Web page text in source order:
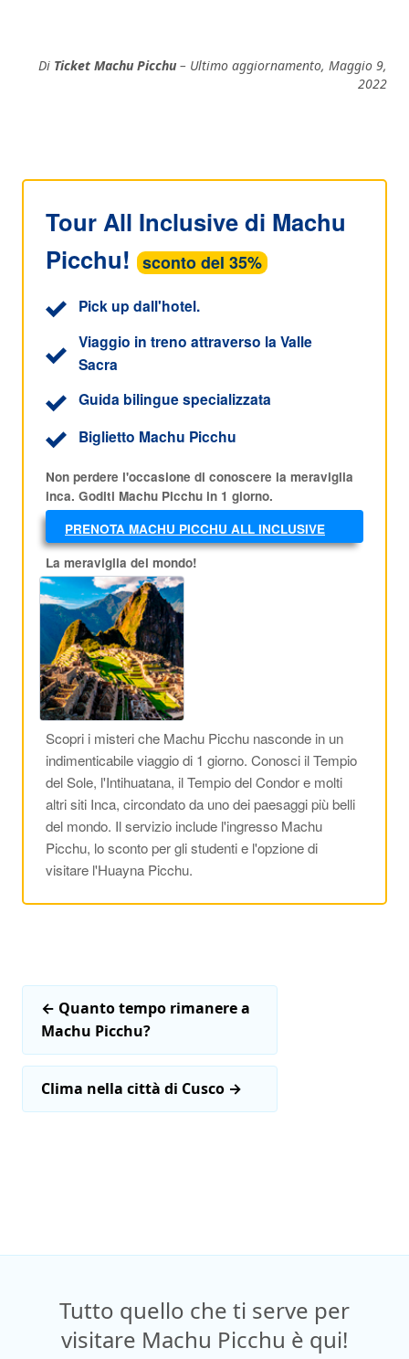
Di Ticket Machu Picchu – Ultimo aggiornamento, Maggio 9,
2022
Tour All Inclusive di Machu
Picchu! sconto del 35%
Pick up dall'hotel.
Viaggio in treno attraverso la Valle
Sacra
Guida bilingue specializzata
Biglietto Machu Picchu
Non perdere l'occasione di conoscere la meraviglia
inca. Goditi Machu Picchu in 1 giorno.
PRENOTA MACHU PICCHU ALL INCLUSIVE
AL MIGLIOR PREZZO!
La meraviglia del mondo!
Scopri i misteri che Machu Picchu nasconde in un
indimenticabile viaggio di 1 giorno. Conosci il Tempio
del Sole, l'Intihuatana, il Tempio del Condor e molti
altri siti Inca, circondato da uno dei paesaggi più belli
del mondo. Il servizio include l'ingresso Machu
Picchu, lo sconto per gli studenti e l'opzione di
visitare l'Huayna Picchu.
← Quanto tempo rimanere a
Machu Picchu?
Clima nella città di Cusco →
Tutto quello che ti serve per
visitare Machu Picchu è qui!